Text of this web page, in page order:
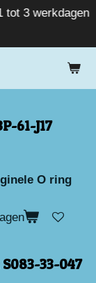
tot 3 werkdagen
61-J17
O ring
33-047